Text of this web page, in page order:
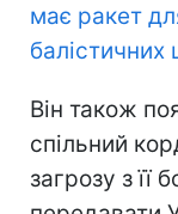
має ракет
балістичних
Він також
спільний
загрозу з її